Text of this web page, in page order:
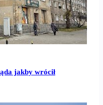
jakby wrócił